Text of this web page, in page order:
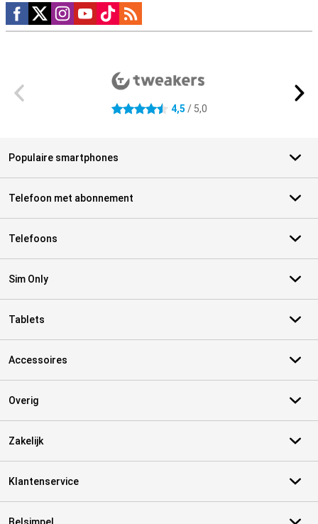
Social media
4.5 sterren 4,5 / 5,0
Populaire smartphones
Telefoon met abonnement
Telefoons
Sim Only
Tablets
Accessoires
Overig
Zakelijk
Klantenservice